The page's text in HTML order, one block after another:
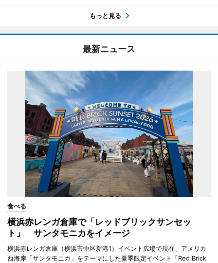
もっと見る
最新ニュース
食べる
横浜赤レンガ倉庫で「レッドブリックサンセッ
ト」 サンタモニカをイメージ
横浜赤レンガ倉庫（横浜市中区新港1）イベント広場で現在、アメリカ
西海岸「サンタモニカ」をテーマにした夏季限定イベント「Red Brick